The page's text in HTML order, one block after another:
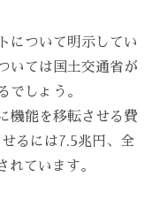
について明示してい
いては国土交通省が
でしょう。
機能を移転させる費
るには7.5兆円、全
れています。